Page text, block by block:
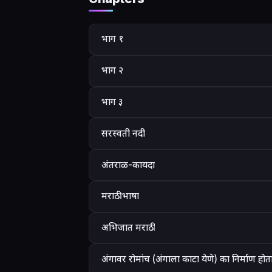
भाग १
भाग २
भाग ३
सरस्वती नदी
अंतराळ-कायदा
मराठी भाषा
अभिजात मराठी
अंगावर रोमांच (अंगाला काटा येणे) का निर्माण